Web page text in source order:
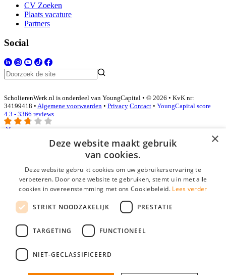
CV Zoeken
Plaats vacature
Partners
Social
ScholierenWerk.nl is onderdeel van YoungCapital • © 2026 • KvK nr:
34199418 • Algemene voorwaarden • Privacy Contact • YoungCapital score
4.3 - 3366 reviews
Inloggen als bedrijf
E-mail*
Wachtwoord
login gegevens onthouden
login
Bedrijf aanmelden
×
Deze website maakt gebruik
van cookies.
Deze website gebruikt cookies om uw gebruikerservaring te
verbeteren. Door onze website te gebruiken, stemt u in met alle
cookies in overeenstemming met ons Cookiebeleid. Lees verder
STRIKT NOODZAKELIJK PRESTATIE
TARGETING FUNCTIONEEL
NIET-GECLASSIFICEERD